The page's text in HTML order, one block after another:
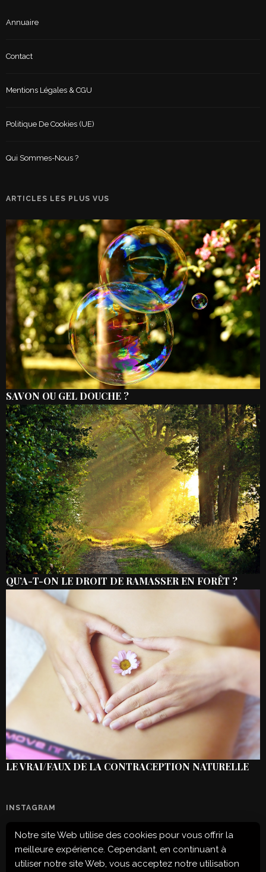
Annuaire
Contact
Mentions Légales & CGU
Politique De Cookies (UE)
Qui Sommes-Nous ?
ARTICLES LES PLUS VUS
SAVON OU GEL DOUCHE ?
QU’A-T-ON LE DROIT DE RAMASSER EN FORÊT ?
LE VRAI/FAUX DE LA CONTRACEPTION NATURELLE
INSTAGRAM
Configuration error or no pictures...
Notre site Web utilise des cookies pour vous offrir la
meilleure expérience. Cependant, en continuant à
utiliser notre site Web, vous acceptez notre utilisation